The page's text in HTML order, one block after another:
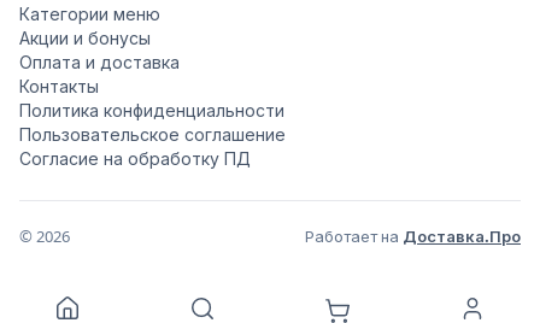
Категории меню
Акции и бонусы
Оплата и доставка
Контакты
Политика конфиденциальности
Пользовательское соглашение
Согласие на обработку ПД
© 2026 Работает на Доставка.Про